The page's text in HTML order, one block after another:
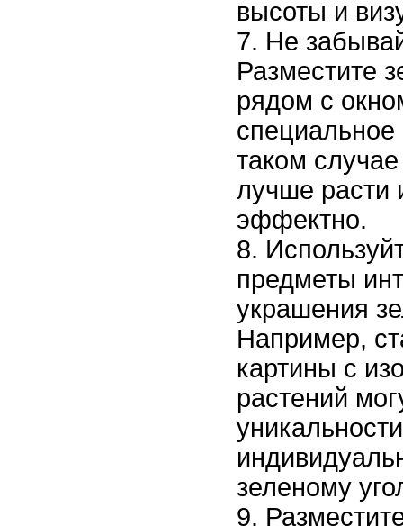
высоты и
Не
Разместите
рядом с
таком
лучше расти
эффектно.
предметы
украшения
Например,
картины с
растений
зеленому